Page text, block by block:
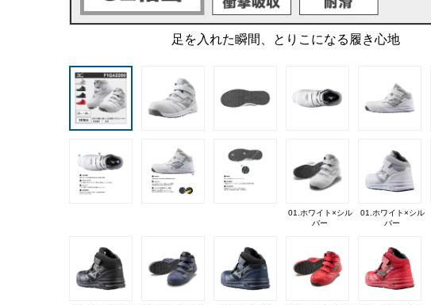
足を入れた瞬間、とりこになる履き心地
01.ホワイト×シル
バー
01.ホワイト×シル
バー